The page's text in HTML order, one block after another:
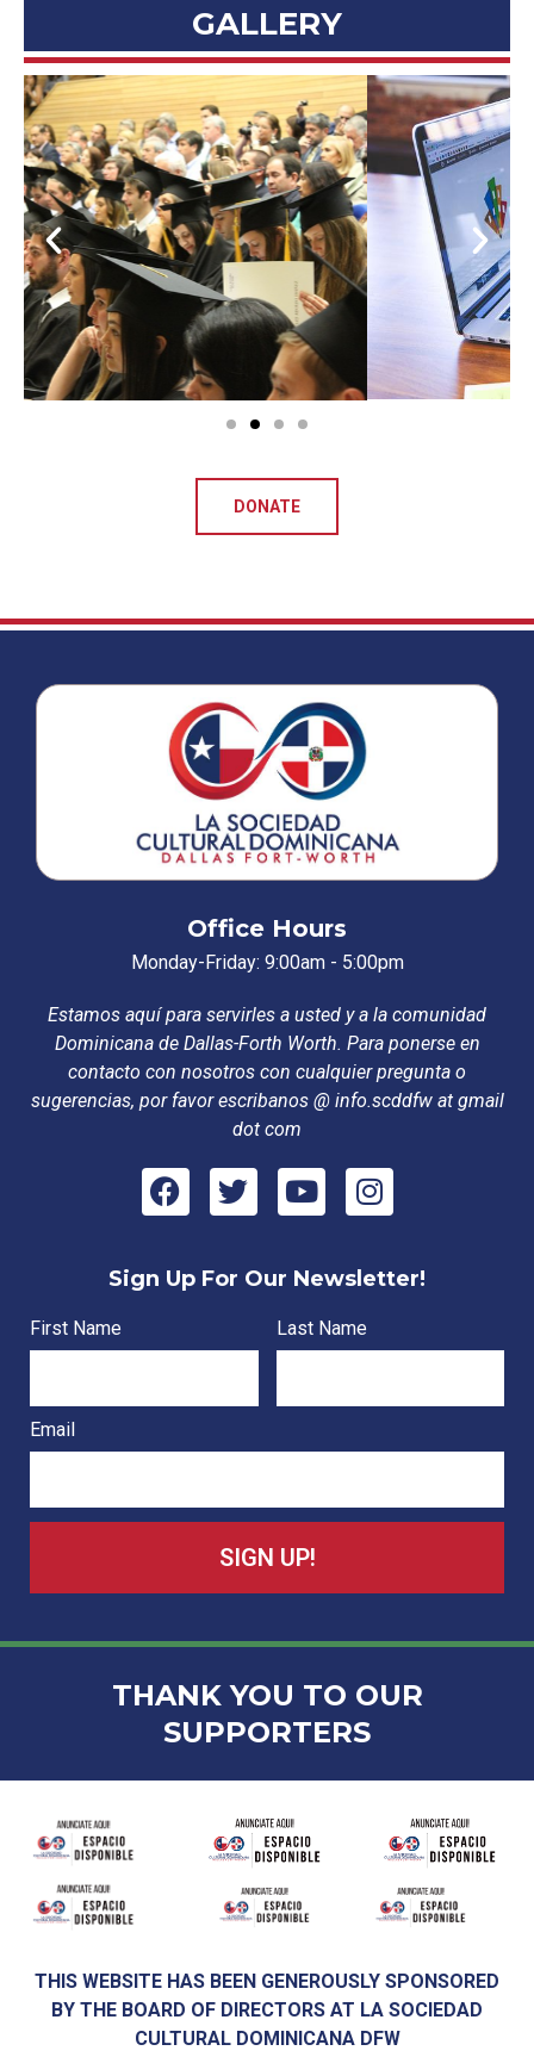
GALLERY
DONATE
Office Hours
Monday-Friday: 9:00am - 5:00pm
Estamos aquí para servirles a usted y a la comunidad
Dominicana de Dallas-Forth Worth. Para ponerse en
contacto con nosotros con cualquier pregunta o
sugerencias, por favor escribanos @ info.scddfw at gmail
dot com
Sign Up For Our Newsletter!
First Name Last Name
Email
SIGN UP!
THANK YOU TO OUR
SUPPORTERS
THIS WEBSITE HAS BEEN GENEROUSLY SPONSORED
BY THE BOARD OF DIRECTORS AT LA SOCIEDAD
CULTURAL DOMINICANA DFW